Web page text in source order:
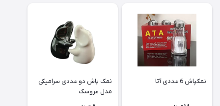
نمکپاش 6 عددی آتا
نمک پاش دو عددی سرامیکی
مدل عروسک